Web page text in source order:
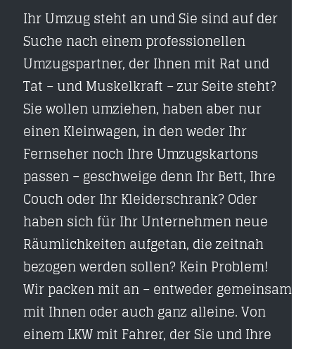
Ihr Umzug steht an und Sie sind auf der
Suche nach einem professionellen
Umzugspartner, der Ihnen mit Rat und
Tat – und Muskelkraft – zur Seite steht?
Sie wollen umziehen, haben aber nur
einen Kleinwagen, in den weder Ihr
Fernseher noch Ihre Umzugskartons
passen – geschweige denn Ihr Bett, Ihre
Couch oder Ihr Kleiderschrank? Oder
haben sich für Ihr Unternehmen neue
Räumlichkeiten aufgetan, die zeitnah
bezogen werden sollen? Kein Problem!
Wir packen mit an – entweder gemeinsam
mit Ihnen oder auch ganz alleine. Von
einem LKW mit Fahrer, der Sie und Ihre